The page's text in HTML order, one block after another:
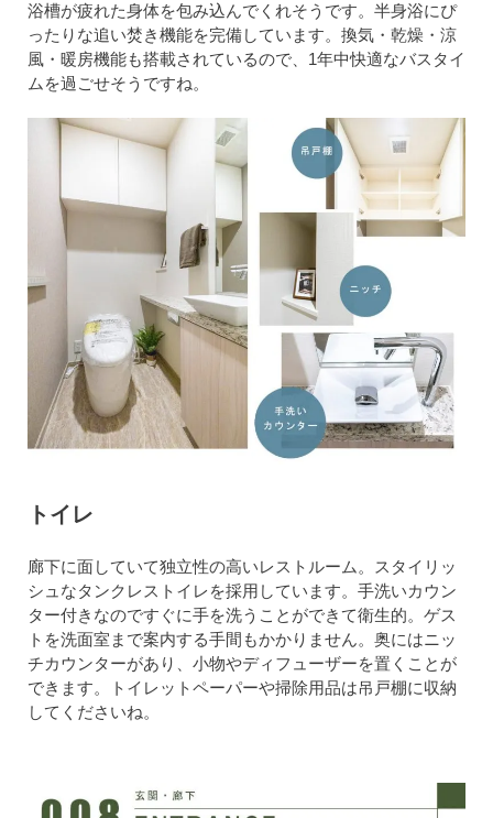
浴槽が疲れた身体を包み込んでくれそうです。半身浴にぴ
ったりな追い焚き機能を完備しています。換気・乾燥・涼
風・暖房機能も搭載されているので、1年中快適なバスタイ
ムを過ごせそうですね。
トイレ
廊下に面していて独立性の高いレストルーム。スタイリッ
シュなタンクレストイレを採用しています。手洗いカウン
ター付きなのですぐに手を洗うことができて衛生的。ゲス
トを洗面室まで案内する手間もかかりません。奥にはニッ
チカウンターがあり、小物やディフューザーを置くことが
できます。トイレットペーパーや掃除用品は吊戸棚に収納
してくださいね。